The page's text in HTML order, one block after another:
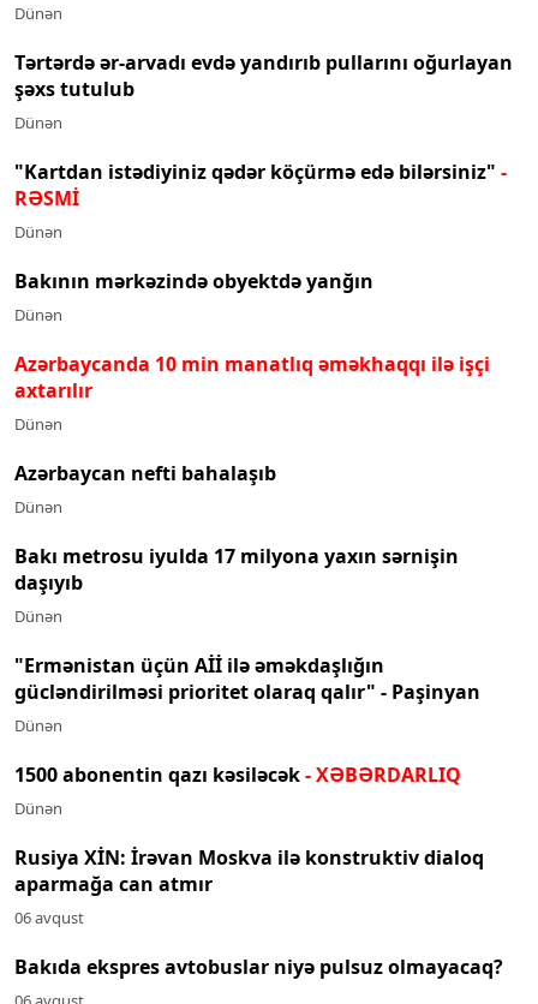
Dünən
Tərtərdə ər-arvadı evdə yandırıb pullarını oğurlayan
şəxs tutulub
Dünən
"Kartdan istədiyiniz qədər köçürmə edə bilərsiniz" -
RƏSMİ
Dünən
Bakının mərkəzində obyektdə yanğın
Dünən
Azərbaycanda 10 min manatlıq əməkhaqqı ilə işçi
axtarılır
Dünən
Azərbaycan nefti bahalaşıb
Dünən
Bakı metrosu iyulda 17 milyona yaxın sərnişin
daşıyıb
Dünən
"Ermənistan üçün Aİİ ilə əməkdaşlığın
gücləndirilməsi prioritet olaraq qalır" - Paşinyan
Dünən
1500 abonentin qazı kəsiləcək- XƏBƏRDARLIQ
Dünən
Rusiya XİN: İrəvan Moskva ilə konstruktiv dialoq
aparmağa can atmır
06 avqust
Bakıda ekspres avtobuslar niyə pulsuz olmayacaq?